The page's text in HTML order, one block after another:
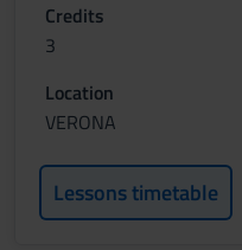
Credits
3
Location
VERONA
Lessons timetable